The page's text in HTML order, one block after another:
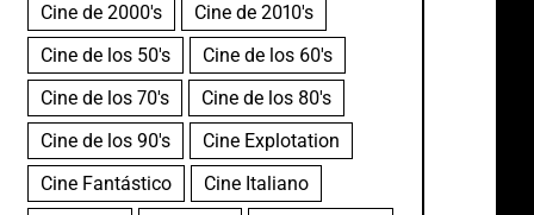
Cine de 2000's
Cine de 2010's
Cine de los 50's
Cine de los 60's
Cine de los 70's
Cine de los 80's
Cine de los 90's
Cine Explotation
Cine Fantástico
Cine Italiano